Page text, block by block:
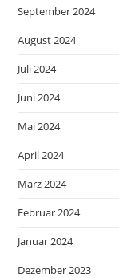
September 2024
August 2024
Juli 2024
Juni 2024
Mai 2024
April 2024
März 2024
Februar 2024
Januar 2024
Dezember 2023